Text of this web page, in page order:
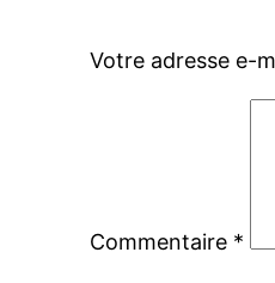
Votre adresse e-
Commentaire *